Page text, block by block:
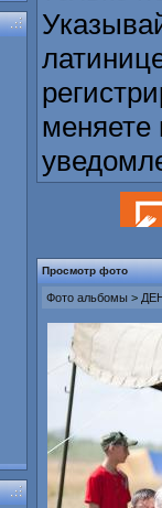
меняете
Просмотр фото
Фото альбомы >